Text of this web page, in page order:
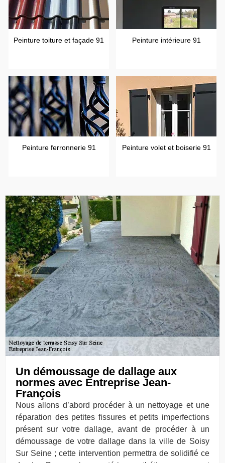
Peinture toiture et façade 91 Peinture intérieure 91
Peinture ferronnerie 91 Peinture volet et boiserie 91
Un démoussage de dallage aux
normes avec Entreprise Jean-
François
Nous allons d’abord procéder à un nettoyage et une
réparation des petites fissures et petits imperfections
présent sur votre dallage, avant de procéder à un
démoussage de votre dallage dans la ville de Soisy
Sur Seine ; cette intervention permettra de solidifié ce